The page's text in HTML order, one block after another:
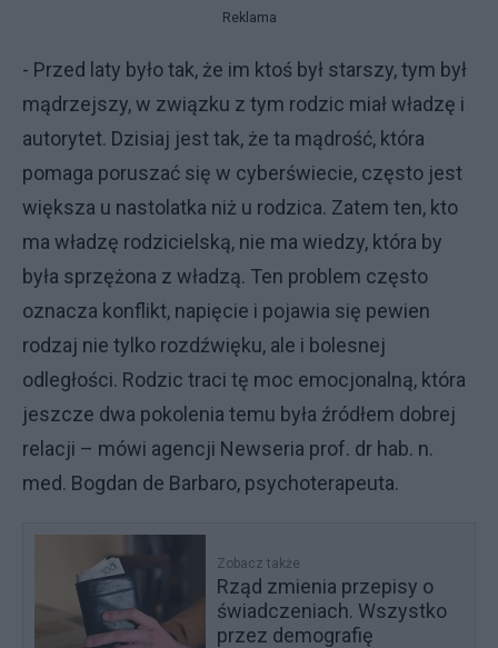
Reklama
- Przed laty było tak, że im ktoś był starszy, tym był
mądrzejszy, w związku z tym rodzic miał władzę i
autorytet. Dzisiaj jest tak, że ta mądrość, która
pomaga poruszać się w cyberświecie, często jest
większa u nastolatka niż u rodzica. Zatem ten, kto
ma władzę rodzicielską, nie ma wiedzy, która by
była sprzężona z władzą. Ten problem często
oznacza konflikt, napięcie i pojawia się pewien
rodzaj nie tylko rozdźwięku, ale i bolesnej
odległości. Rodzic traci tę moc emocjonalną, która
jeszcze dwa pokolenia temu była źródłem dobrej
relacji – mówi agencji Newseria prof. dr hab. n.
med. Bogdan de Barbaro, psychoterapeuta.
Zobacz także
Rząd zmienia przepisy o
świadczeniach. Wszystko
przez demografię